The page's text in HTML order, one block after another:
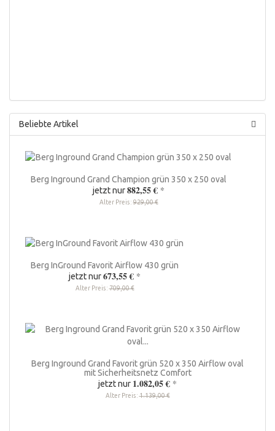
Beliebte Artikel
Berg Inground Grand Champion grün 350 x 250 oval
jetzt nur882,55 € *
Alter Preis:929,00 €
Berg InGround Favorit Airflow 430 grün
jetzt nur673,55 € *
Alter Preis:709,00 €
Berg Inground Grand Favorit grün 520 x 350 Airflow oval
mit Sicherheitsnetz Comfort
jetzt nur 1.082,05 € *
Alter Preis:1.139,00 €